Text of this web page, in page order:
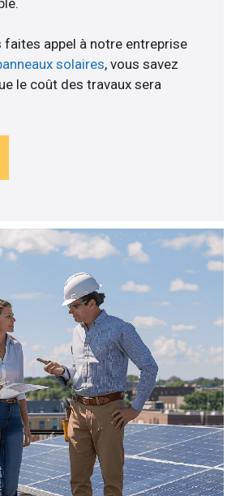
faites appel à notre entreprise
solaires, vous savez
le coût des travaux sera